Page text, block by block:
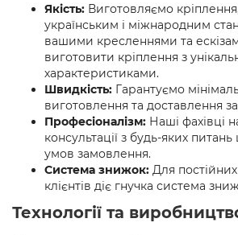
Якість: Виготовляємо
українським і міжнародним
вашими кресленнями та
виготовити кріплення з
характеристиками.
Швидкість: Гарантуємо
виготовлення та доставлення
Професіоналізм: Наші фахівці
консультації з будь-яких
умов замовлення.
Система знижок: Для
клієнтів діє гнучка система
Технології та